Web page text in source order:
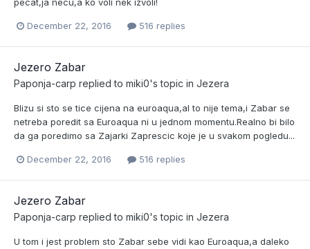
December 22, 2016 516 replies
Jezero Zabar
Paponja-carp replied to miki0's topic in Jezera
Blizu si sto se tice cijena na euroaqua,al to nije tema,i Zabar se
netreba poredit sa Euroaqua ni u jednom momentu.Realno bi bilo
da ga poredimo sa Zajarki Zaprescic koje je u svakom pogledu...
December 22, 2016 516 replies
Jezero Zabar
Paponja-carp replied to miki0's topic in Jezera
U tom i jest problem sto Zabar sebe vidi kao Euroaqua,a daleko